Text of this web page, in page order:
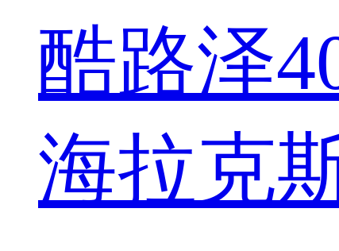
酷路泽
海拉克